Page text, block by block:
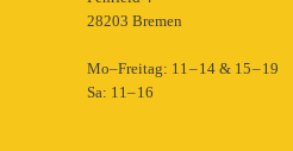
28203 Bremen
Mo–Freitag: 11 – 14 & 15 – 19
Sa: 11– 16